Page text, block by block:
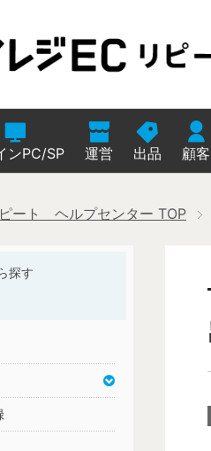
ンPC/SP 運営 出品 顧客
ート ヘルプセンター TOP